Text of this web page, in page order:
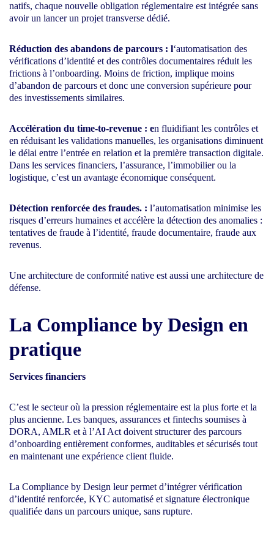
natifs, chaque nouvelle obligation réglementaire est intégrée sans
avoir un lancer un projet transverse dédié.
Réduction des abandons de parcours : l‘automatisation des
vérifications d’identité et des contrôles documentaires réduit les
frictions à l’onboarding. Moins de friction, implique moins
d’abandon de parcours et donc une conversion supérieure pour
des investissements similaires.
Accélération du time-to-revenue : en fluidifiant les contrôles et
en réduisant les validations manuelles, les organisations diminuent
le délai entre l’entrée en relation et la première transaction digitale.
Dans les services financiers, l’assurance, l’immobilier ou la
logistique, c’est un avantage économique conséquent.
Détection renforcée des fraudes. : l’automatisation minimise les
risques d’erreurs humaines et accélère la détection des anomalies :
tentatives de fraude à l’identité, fraude documentaire, fraude aux
revenus.
Une architecture de conformité native est aussi une architecture de
défense.
La Compliance by Design en
pratique
Services financiers
C’est le secteur où la pression réglementaire est la plus forte et la
plus ancienne. Les banques, assurances et fintechs soumises à
DORA, AMLR et à l’AI Act doivent structurer des parcours
d’onboarding entièrement conformes, auditables et sécurisés tout
en maintenant une expérience client fluide.
La Compliance by Design leur permet d’intégrer vérification
d’identité renforcée, KYC automatisé et signature électronique
qualifiée dans un parcours unique, sans rupture.